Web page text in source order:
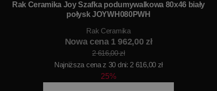
Rak Ceramika Joy Szafka podumywalkowa 80x46 biały
połysk JOYWH080PWH
Rak Ceramika
Nowa cena 1 962,00 zł
2 616,00 zł
Najniższa cena z 30 dni: 2 616,00 zł
25%